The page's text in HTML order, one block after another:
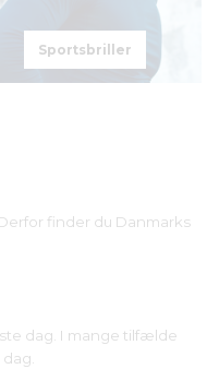
Sportsbriller
finder du Danmarks
dag. I mange tilfælde